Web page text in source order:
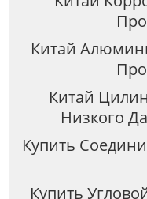
Китай
Китай
Низкого
Купить
Купить